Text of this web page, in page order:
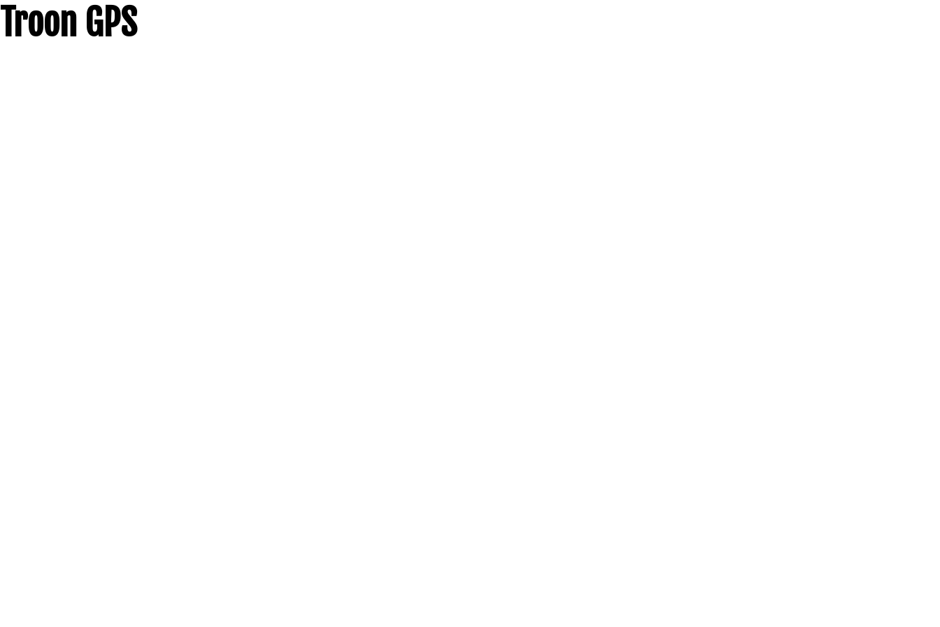
Troon GPS